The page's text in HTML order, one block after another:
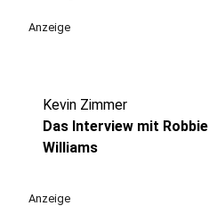
Anzeige
Kevin Zimmer
Das Interview mit Robbie
Williams
Anzeige